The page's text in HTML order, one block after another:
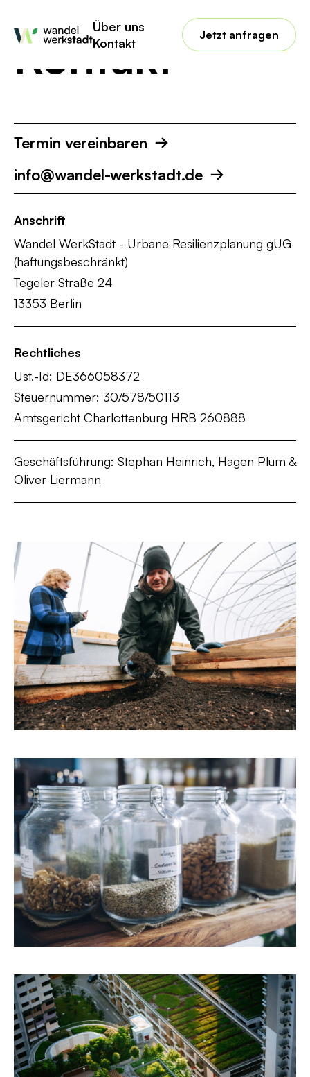
Über uns
Kontakt
Jetzt anfragen
Kontakt
Termin vereinbaren
info@wandel-werkstadt.de
Anschrift
Wandel WerkStadt - Urbane Resilienzplanung gUG
(haftungsbeschränkt)
Tegeler Straße 24
13353 Berlin
Rechtliches
Ust.-Id: DE366058372
Steuernummer: 30/578/50113
Amtsgericht Charlottenburg HRB 260888
Geschäftsführung: Stephan Heinrich, Hagen Plum &
Oliver Liermann